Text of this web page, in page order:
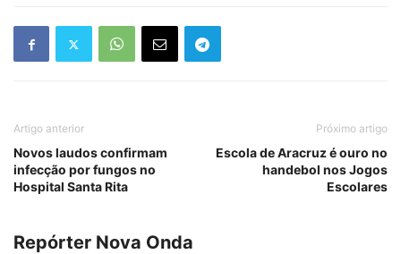
Artigo anterior
Novos laudos confirmam
infecção por fungos no
Hospital Santa Rita
Próximo artigo
Escola de Aracruz é ouro no
handebol nos Jogos
Escolares
Repórter Nova Onda